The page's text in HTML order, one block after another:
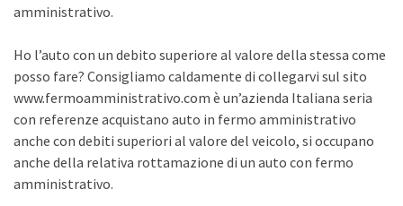
amministrativo.
Ho l’auto con un debito superiore al valore della stessa come
posso fare? Consigliamo caldamente di collegarvi sul sito
www.fermoamministrativo.com è un’azienda Italiana seria
con referenze acquistano auto in fermo amministrativo
anche con debiti superiori al valore del veicolo, si occupano
anche della relativa rottamazione di un auto con fermo
amministrativo.